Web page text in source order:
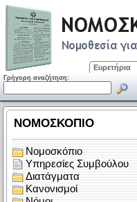
Ευρετήρια
Γρήγορη αναζήτηση: